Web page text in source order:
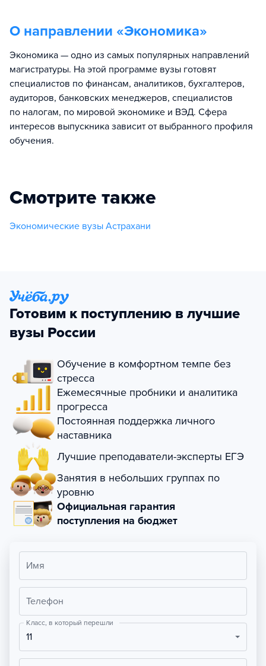
О направлении «Экономика»
Экономика — одно из самых популярных направлений
магистратуры. На этой программе вузы готовят
специалистов по финансам, аналитиков, бухгалтеров,
аудиторов, банковских менеджеров, специалистов
по налогам, по мировой экономике и ВЭД. Сфера
интересов выпускника зависит от выбранного профиля
обучения.
Смотрите также
Экономические вузы Астрахани
Готовим к поступлению в лучшие
вузы России
Обучение в комфортном темпе без
стресса
Ежемесячные пробники и аналитика
прогресса
Постоянная поддержка личного
наставника
Лучшие преподаватели-эксперты ЕГЭ
Занятия в небольших группах по
уровню
Официальная гарантия
поступления на бюджет
Имя
Телефон
Класс, в который перешли
11